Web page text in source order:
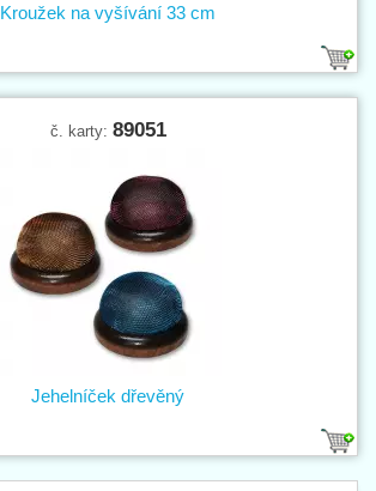
Kroužek na vyšívání 33 cm
č. karty: 89051
Jehelníček dřevěný